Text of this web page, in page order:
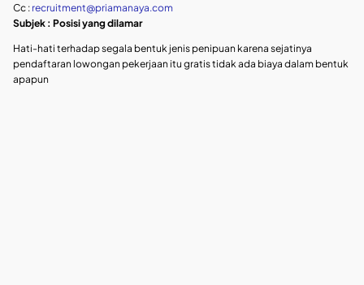
Cc : recruitment@priamanaya.com
Subjek : Posisi yang dilamar
Hati-hati terhadap segala bentuk jenis penipuan karena sejatinya
pendaftaran lowongan pekerjaan itu gratis tidak ada biaya dalam bentuk
apapun